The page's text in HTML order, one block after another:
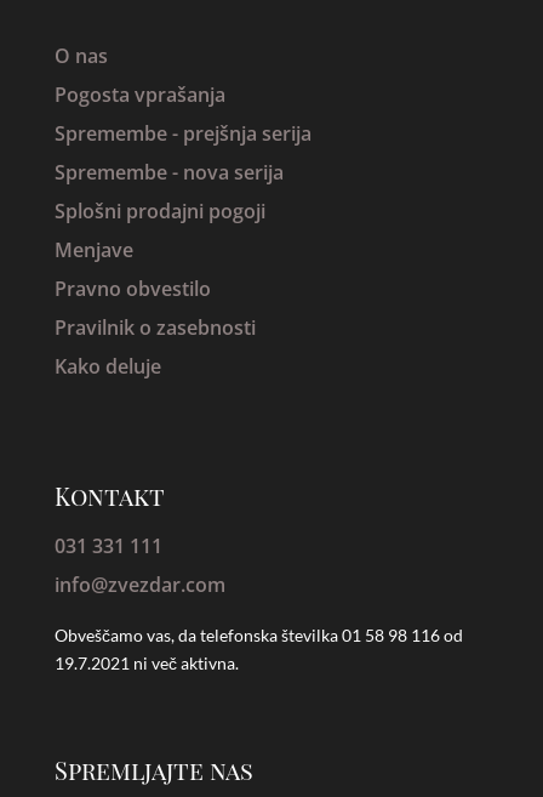
O nas
Pogosta vprašanja
Spremembe - prejšnja serija
Spremembe - nova serija
Splošni prodajni pogoji
Menjave
Pravno obvestilo
Pravilnik o zasebnosti
Kako deluje
Kontakt
031 331 111
info@zvezdar.com
Obveščamo vas, da telefonska številka01 58 98 116 od
19.7.2021 ni več aktivna.
Spremljajte nas